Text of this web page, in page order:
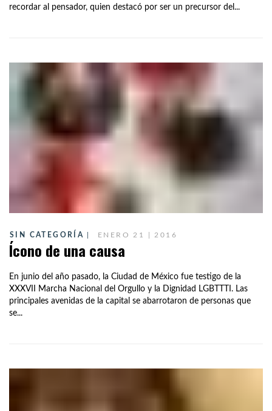
recordar al pensador, quien destacó por ser un precursor del...
SIN CATEGORÍA ENERO 21 | 2016
Ícono de una causa
En junio del año pasado, la Ciudad de México fue testigo de la
XXXVII Marcha Nacional del Orgullo y la Dignidad LGBTTTI. Las
principales avenidas de la capital se abarrotaron de personas que
se...